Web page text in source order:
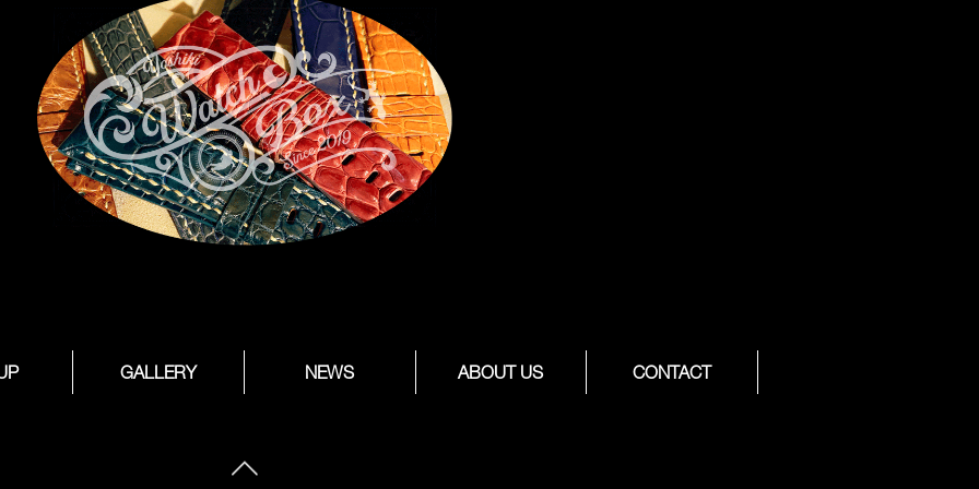
GALLERY NEWS ABOUT US CONTACT